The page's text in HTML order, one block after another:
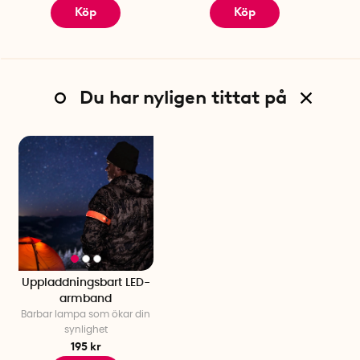
Köp Köp
Du har nyligen tittat på
Uppladdningsbart LED-
armband
Bärbar lampa som ökar din
synlighet
195 kr